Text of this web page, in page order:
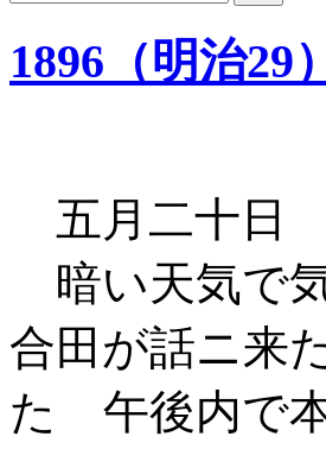
1896（明治29
五月二十日
暗い天気で
合田が話ニ来
た 午後内で